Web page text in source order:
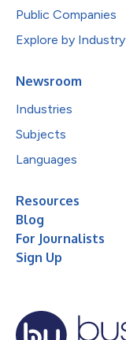
Public Companies
Explore by Industry
Newsroom
Industries
Subjects
Languages
Resources
Blog
For Journalists
Sign Up